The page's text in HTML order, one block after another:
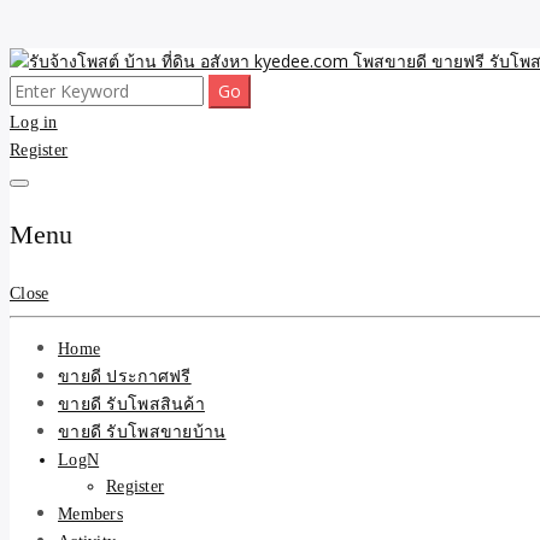
Skip
to
content
รับจ้างโพสต์ บ้าน ที่ดิน อสั
และบริการ
ขายดี โพสประกาศขายสินค้าฟรี บ้าน ที่ดิน อสังหา รับโพสต์ประกาศขาย
Search
for:
Log in
Register
Menu
Close
Home
ขายดี ประกาศฟรี
ขายดี รับโพสสินค้า
ขายดี รับโพสขายบ้าน
LogN
Register
Members